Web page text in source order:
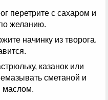
перетрите с сахаром и
желанию.
начинку из творога.
казанок или
сметаной и
маслом.